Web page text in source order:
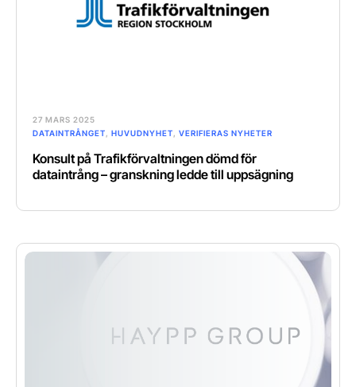
27 MARS 2025
DATAINTRÅNGET, HUVUDNYHET, VERIFIERAS NYHETER
Konsult på Trafikförvaltningen dömd för
dataintrång – granskning ledde till uppsägning